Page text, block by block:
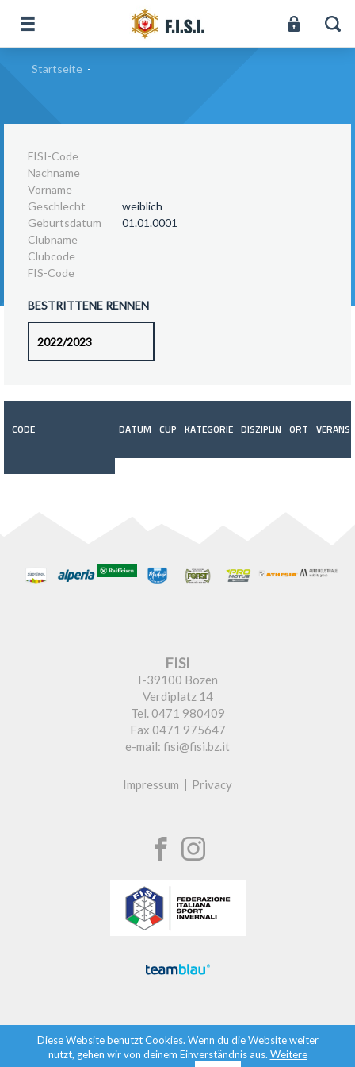
Startseite -
FISI-Code
Nachname
Vorname
Geschlecht
weiblich
Geburtsdatum
01.01.0001
Clubname
Clubcode
FIS-Code
BESTRITTENE RENNEN
CODE DATUM CUP KATEGORIE DISZIPLIN ORT
FISI
I-39100 Bozen
Verdiplatz 14
Tel. 0471 980409
Fax 0471 975647
e-mail: fisi@fisi.bz.it
Impressum Privacy
Diese Website benutzt Cookies. Wenn du die Website weiter
nutzt, gehen wir von deinem Einverständnis aus. Weitere